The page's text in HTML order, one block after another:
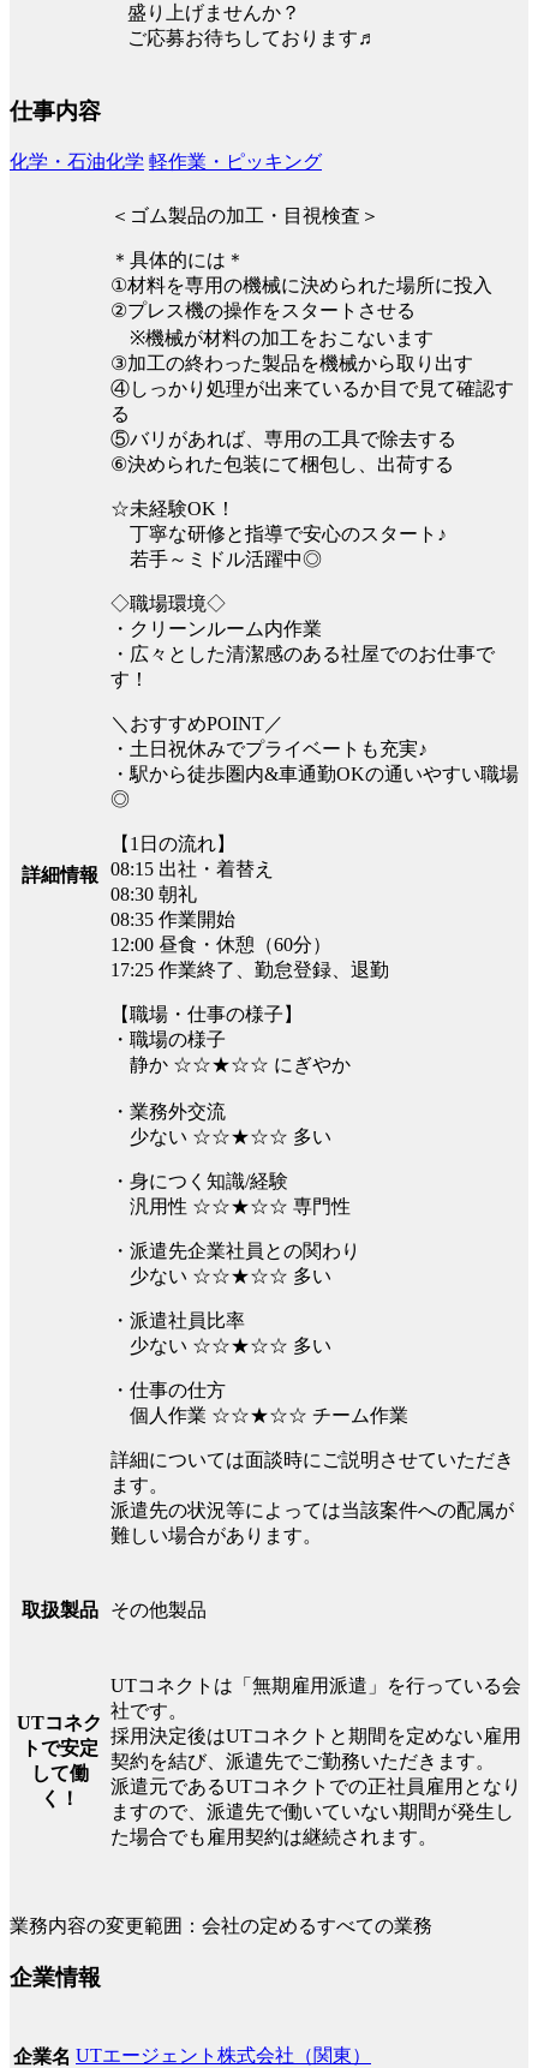
盛り上げませんか？
ご応募お待ちしております♬
仕事内容
化学・石油化学 軽作業・ピッキング
詳細情報
＜ゴム製品の加工・目視検査＞
＊具体的には＊
①材料を専用の機械に決められた場所に投入
②プレス機の操作をスタートさせる
※機械が材料の加工をおこないます
③加工の終わった製品を機械から取り出す
④しっかり処理が出来ているか目で見て確認す
る
⑤バリがあれば、専用の工具で除去する
⑥決められた包装にて梱包し、出荷する
☆未経験OK！
丁寧な研修と指導で安心のスタート♪
若手～ミドル活躍中◎
◇職場環境◇
・クリーンルーム内作業
・広々とした清潔感のある社屋でのお仕事で
す！
＼おすすめPOINT／
・土日祝休みでプライベートも充実♪
・駅から徒歩圏内&車通勤OKの通いやすい職場
◎
【1日の流れ】
08:15 出社・着替え
08:30 朝礼
08:35 作業開始
12:00 昼食・休憩（60分）
17:25 作業終了、勤怠登録、退勤
【職場・仕事の様子】
・職場の様子
静か ☆☆★☆☆ にぎやか
・業務外交流
少ない ☆☆★☆☆ 多い
・身につく知識/経験
汎用性 ☆☆★☆☆ 専門性
・派遣先企業社員との関わり
少ない ☆☆★☆☆ 多い
・派遣社員比率
少ない ☆☆★☆☆ 多い
・仕事の仕方
個人作業 ☆☆★☆☆ チーム作業
詳細については面談時にご説明させていただき
ます。
派遣先の状況等によっては当該案件への配属が
難しい場合があります。
取扱製品 その他製品
UTコネク
トで安定
して働
く！
UTコネクトは「無期雇用派遣」を行っている会
社です。
採用決定後はUTコネクトと期間を定めない雇用
契約を結び、派遣先でご勤務いただきます。
派遣元であるUTコネクトでの正社員雇用となり
ますので、派遣先で働いていない期間が発生し
た場合でも雇用契約は継続されます。
業務内容の変更範囲：会社の定めるすべての業務
企業情報
企業名 UTエージェント株式会社（関東）